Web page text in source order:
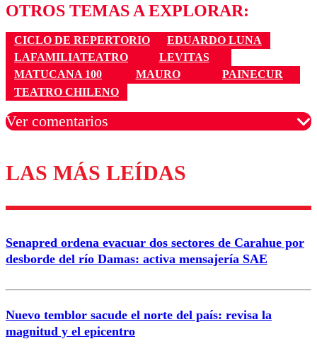
OTROS TEMAS A EXPLORAR:
CICLO DE REPERTORIO
EDUARDO LUNA
LAFAMILIATEATRO
LEVITAS
MATUCANA 100
MAURO
PAINECUR
TEATRO CHILENO
Ver comentarios
Los comentarios son moderados para garantizar un
diálogo respetuoso.
Correo
LAS MÁS LEÍDAS
Senapred ordena evacuar dos sectores de Carahue por
desborde del río Damas: activa mensajería SAE
Nuevo temblor sacude el norte del país: revisa la
magnitud y el epicentro